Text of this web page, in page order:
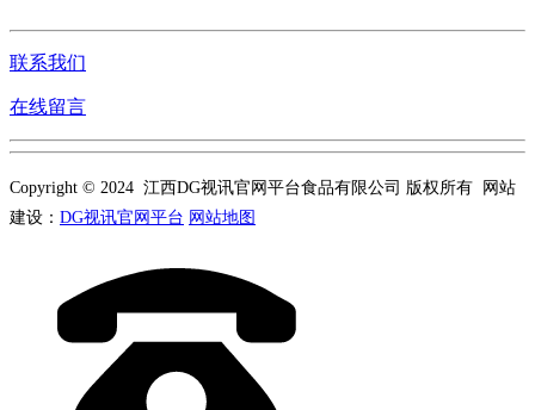
联系我们
在线留言
Copyright © 2024 江西DG视讯官网平台食品有限公司 版权所有 网站
建设： DG视讯官网平台 网站地图